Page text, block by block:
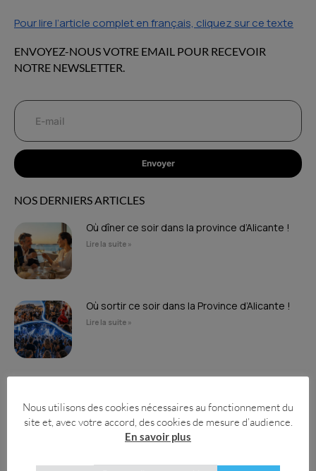
Pour lire l’article complet en français, cliquez sur ce texte
ENVOYEZ-NOUS VOTRE EMAIL POUR RECEVOIR
NOTRE NEWSLETTER.
Envoyer
NOS DERNIERS ARTICLES
Où dîner ce soir dans la province d’Alicante !
Lire la suite »
Où sortir ce soir dans la Province d’Alicante !
Lire la suite »
Nous utilisons des cookies nécessaires au fonctionnement du
site et, avec votre accord, des cookies de mesure d’audience.
En savoir plus